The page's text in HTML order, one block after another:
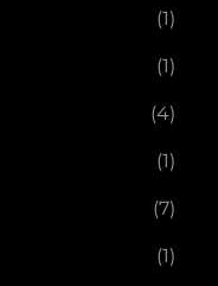
(1)
(1)
(4)
(1)
(7)
(1)